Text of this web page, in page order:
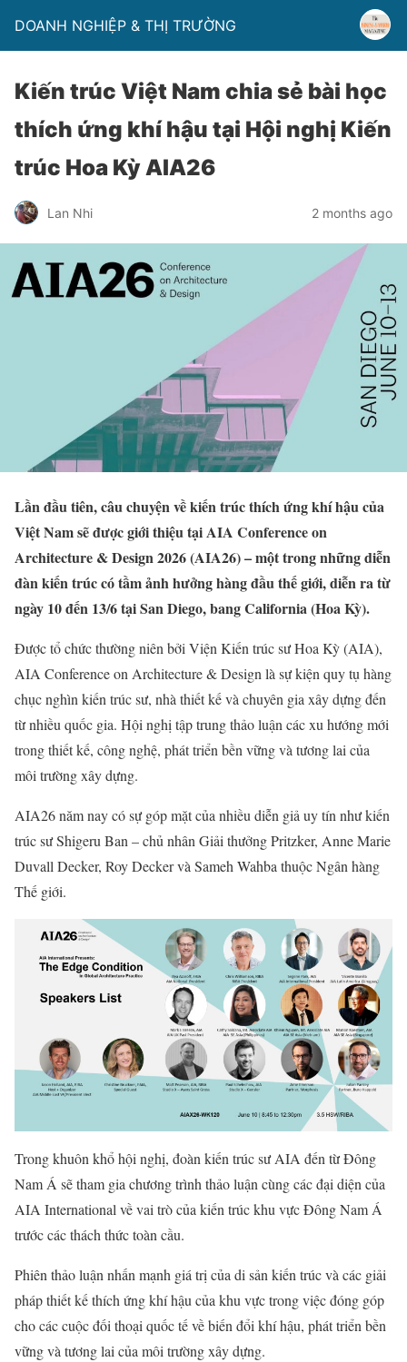
DOANH NGHIỆP & THỊ TRƯỜNG
Kiến trúc Việt Nam chia sẻ bài học
thích ứng khí hậu tại Hội nghị Kiến
trúc Hoa Kỳ AIA26
Lan Nhi 2 months ago
Lần đầu tiên, câu chuyện về kiến trúc thích ứng khí hậu của
Việt Nam sẽ được giới thiệu tại AIA Conference on
Architecture & Design 2026 (AIA26) – một trong những diễn
đàn kiến trúc có tầm ảnh hưởng hàng đầu thế giới, diễn ra từ
ngày 10 đến 13/6 tại San Diego, bang California (Hoa Kỳ).
Được tổ chức thường niên bởi Viện Kiến trúc sư Hoa Kỳ (AIA),
AIA Conference on Architecture & Design là sự kiện quy tụ hàng
chục nghìn kiến trúc sư, nhà thiết kế và chuyên gia xây dựng đến
từ nhiều quốc gia. Hội nghị tập trung thảo luận các xu hướng mới
trong thiết kế, công nghệ, phát triển bền vững và tương lai của
môi trường xây dựng.
AIA26 năm nay có sự góp mặt của nhiều diễn giả uy tín như kiến
trúc sư Shigeru Ban – chủ nhân Giải thưởng Pritzker, Anne Marie
Duvall Decker, Roy Decker và Sameh Wahba thuộc Ngân hàng
Thế giới.
Trong khuôn khổ hội nghị, đoàn kiến trúc sư AIA đến từ Đông
Nam Á sẽ tham gia chương trình thảo luận cùng các đại diện của
AIA International về vai trò của kiến trúc khu vực Đông Nam Á
trước các thách thức toàn cầu.
Phiên thảo luận nhấn mạnh giá trị của di sản kiến trúc và các giải
pháp thiết kế thích ứng khí hậu của khu vực trong việc đóng góp
cho các cuộc đối thoại quốc tế về biến đổi khí hậu, phát triển bền
vững và tương lai của môi trường xây dựng.